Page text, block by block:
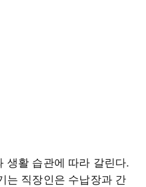
생활 습관에 따라 갈린다.
는 직장인은 수납장과 간